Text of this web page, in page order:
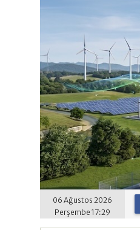
06 Ağustos 2026
Perşembe 17:29